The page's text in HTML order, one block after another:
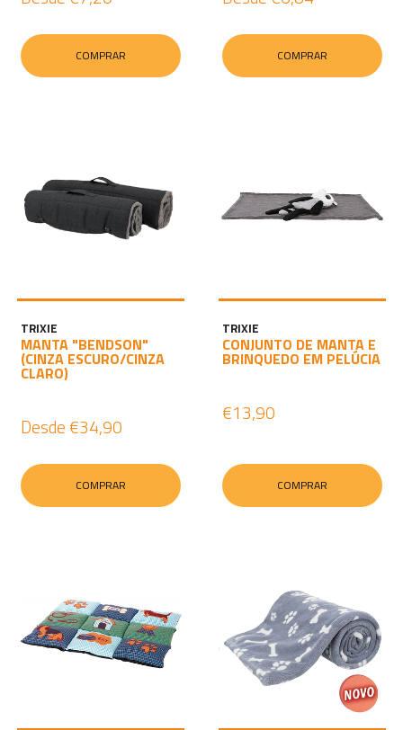
COMPRAR COMPRAR
TRIXIE
MANTA "BENDSON"
(CINZA ESCURO/CINZA
CLARO)
Desde €34,90
COMPRAR
TRIXIE
CONJUNTO DE MANTA E
BRINQUEDO EM PELÚCIA
€13,90
COMPRAR